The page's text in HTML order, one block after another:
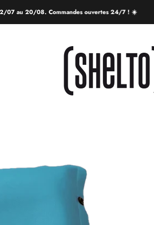
08. Commandes ouvertes 24/7 ! ☀️
SHELTO